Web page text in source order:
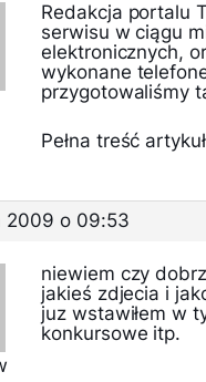
Redakcja portalu
serwisu w ciągu
elektronicznych,
wykonane
przygotowaliśmy
Pełna treść
2009 o 09:53
niewiem czy
jakieś zdjecia i
juz wstawiłem w
konkursowe itp.